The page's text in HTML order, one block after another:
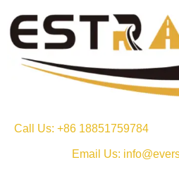
Call Us: +86 18851759784
Email Us: